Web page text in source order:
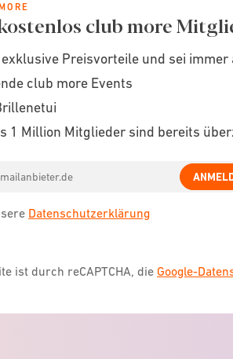
club more
Preisvorteile und sei
club more Events
1 Million Mitglieder sind bereits
Datenschutzerklärung
ist durch reCAPTCHA, die Google-